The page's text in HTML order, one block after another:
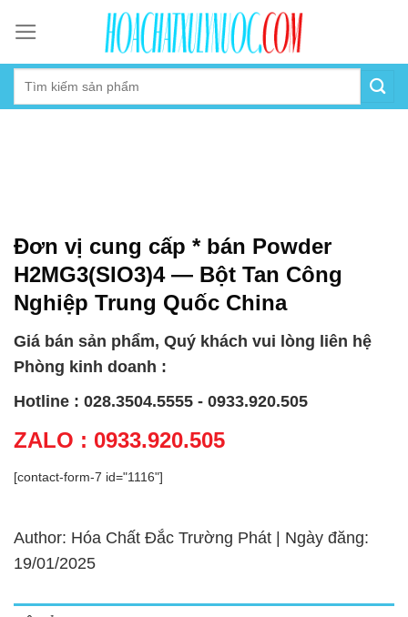
content
Đơn vị cung cấp * bán Powder
H2MG3(SIO3)4 — Bột Tan Công
Nghiệp Trung Quốc China
Giá bán sản phẩm, Quý khách vui lòng liên hệ
Phòng kinh doanh :
Hotline : 028.3504.5555 - 0933.920.505
ZALO : 0933.920.505
[contact-form-7 id="1116"]
Author: Hóa Chất Đắc Trường Phát | Ngày đăng:
19/01/2025